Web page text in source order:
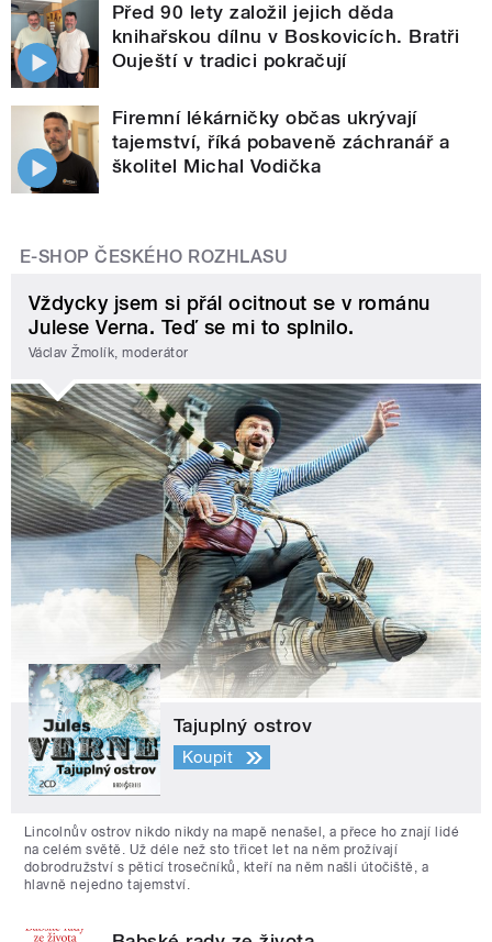
Před 90 lety založil jejich děda
knihařskou dílnu v Boskovicích. Bratři
Ouještí v tradici pokračují
Firemní lékárničky občas ukrývají
tajemství, říká pobaveně záchranář a
školitel Michal Vodička
E-SHOP ČESKÉHO ROZHLASU
Vždycky jsem si přál ocitnout se v románu
Julese Verna. Teď se mi to splnilo.
Václav Žmolík, moderátor
Tajuplný ostrov
Koupit
Lincolnův ostrov nikdo nikdy na mapě nenašel, a přece ho znají lidé
na celém světě. Už déle než sto třicet let na něm prožívají
dobrodružství s pěticí trosečníků, kteří na něm našli útočiště, a
hlavně nejedno tajemství.